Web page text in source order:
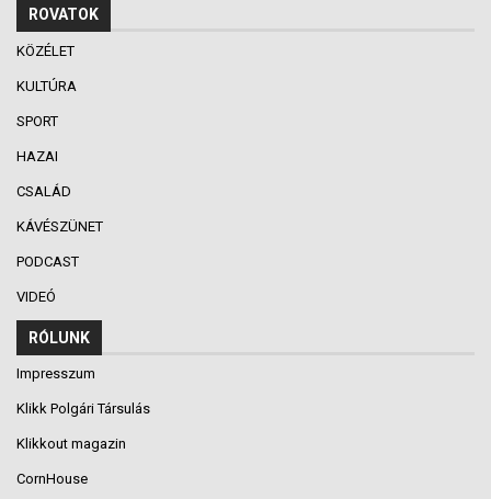
ROVATOK
KÖZÉLET
KULTÚRA
SPORT
HAZAI
CSALÁD
KÁVÉSZÜNET
PODCAST
VIDEÓ
RÓLUNK
Impresszum
Klikk Polgári Társulás
Klikkout magazin
CornHouse